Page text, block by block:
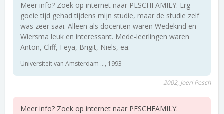
Meer info? Zoek op internet naar PESCHFAMILY. Erg
goeie tijd gehad tijdens mijn studie, maar de studie zelf
was zeer saai. Alleen als docenten waren Wedekind en
Wiersma leuk en interessant. Mede-leerlingen waren
Anton, Cliff, Feya, Brigit, Niels, ea.
Universiteit van Amsterdam ..., 1993
2002, Joeri Pesch
Meer info? Zoek op internet naar PESCHFAMILY.